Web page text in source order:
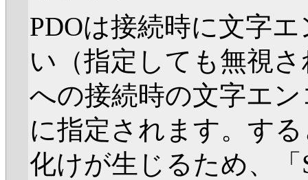
PDOは接続時に文字
い（指定しても無視
への接続時の文字エ
に指定されます。す
化けが生じるため、「